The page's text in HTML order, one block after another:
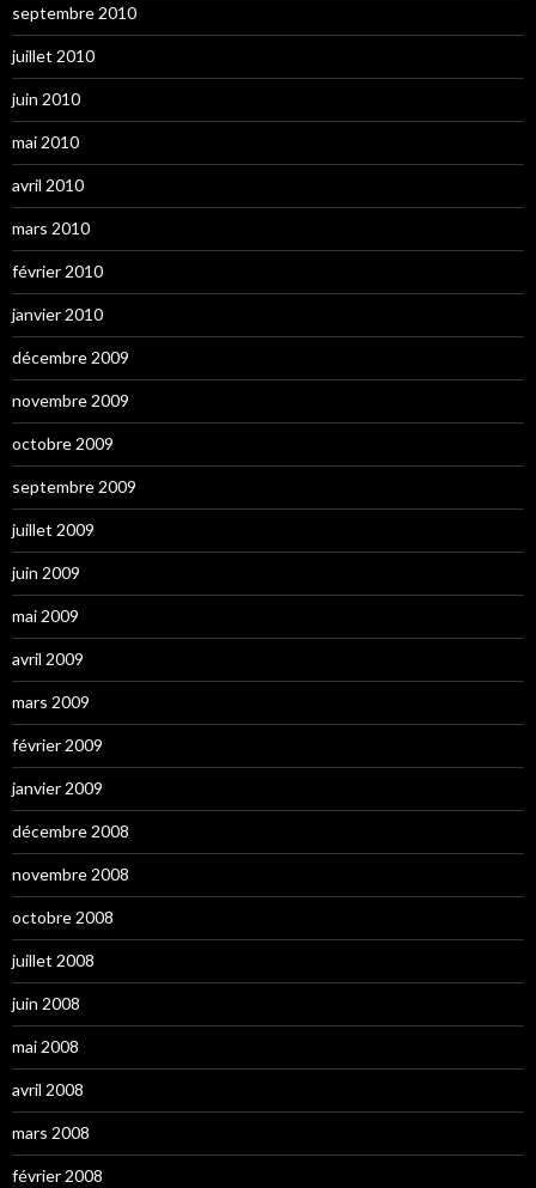
septembre 2010
juillet 2010
juin 2010
mai 2010
avril 2010
mars 2010
février 2010
janvier 2010
décembre 2009
novembre 2009
octobre 2009
septembre 2009
juillet 2009
juin 2009
mai 2009
avril 2009
mars 2009
février 2009
janvier 2009
décembre 2008
novembre 2008
octobre 2008
juillet 2008
juin 2008
mai 2008
avril 2008
mars 2008
février 2008